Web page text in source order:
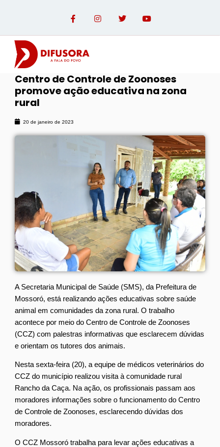
Centro de Controle de Zoonoses
promove ação educativa na zona
rural
20 de janeiro de 2023
A Secretaria Municipal de Saúde (SMS), da Prefeitura de
Mossoró, está realizando ações educativas sobre saúde
animal em comunidades da zona rural. O trabalho
acontece por meio do Centro de Controle de Zoonoses
(CCZ) com palestras informativas que esclarecem dúvidas
e orientam os tutores dos animais.
Nesta sexta-feira (20), a equipe de médicos veterinários do
CCZ do município realizou visita à comunidade rural
Rancho da Caça. Na ação, os profissionais passam aos
moradores informações sobre o funcionamento do Centro
de Controle de Zoonoses, esclarecendo dúvidas dos
moradores.
O CCZ Mossoró trabalha para levar ações educativas a